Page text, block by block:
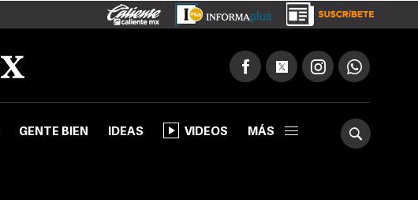
GENTE BIEN IDEAS VIDEOS MÁS